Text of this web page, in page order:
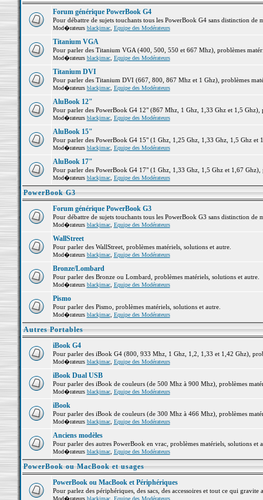
Forum générique PowerBook G4
Pour débattre de sujets touchants tous les PowerBook G4 sans distinction de
Mod�rateurs blackjmac, Equipe des Modérateurs
Titanium VGA
Pour parler des Titanium VGA (400, 500, 550 et 667 Mhz), problèmes
Mod�rateurs blackjmac, Equipe des Modérateurs
Titanium DVI
Pour parler des Titanium DVI (667, 800, 867 Mhz et 1 Ghz), problèmes
Mod�rateurs blackjmac, Equipe des Modérateurs
AluBook 12"
Pour parler des PowerBook G4 12" (867 Mhz, 1 Ghz, 1,33 Ghz et 1,5 Ghz),
Mod�rateurs blackjmac, Equipe des Modérateurs
AluBook 15"
Pour parler des PowerBook G4 15" (1 Ghz, 1,25 Ghz, 1,33 Ghz, 1,5 Ghz et
Mod�rateurs blackjmac, Equipe des Modérateurs
AluBook 17"
Pour parler des PowerBook G4 17" (1 Ghz, 1,33 Ghz, 1,5 Ghz et 1,67 Ghz),
Mod�rateurs blackjmac, Equipe des Modérateurs
PowerBook G3
Forum générique PowerBook G3
Pour débattre de sujets touchants tous les PowerBook G3 sans distinction de
Mod�rateurs blackjmac, Equipe des Modérateurs
WallStreet
Pour parler des WallStreet, problèmes matériels, solutions et autre.
Mod�rateurs blackjmac, Equipe des Modérateurs
Bronze/Lombard
Pour parler des Bronze ou Lombard, problèmes matériels, solutions et autre.
Mod�rateurs blackjmac, Equipe des Modérateurs
Pismo
Pour parler des Pismo, problèmes matériels, solutions et autre.
Mod�rateurs blackjmac, Equipe des Modérateurs
Autres Portables
iBook G4
Pour parler des iBook G4 (800, 933 Mhz, 1 Ghz, 1,2, 1,33 et 1,42 Ghz),
Mod�rateurs blackjmac, Equipe des Modérateurs
iBook Dual USB
Pour parler des iBook de couleurs (de 500 Mhz à 900 Mhz), problèmes
Mod�rateurs blackjmac, Equipe des Modérateurs
iBook
Pour parler des iBook de couleurs (de 300 Mhz à 466 Mhz), problèmes
Mod�rateurs blackjmac, Equipe des Modérateurs
Anciens modèles
Pour parler des autres PowerBook en vrac, problèmes matériels, solutions et
Mod�rateurs blackjmac, Equipe des Modérateurs
PowerBook ou MacBook et usages
PowerBook ou MacBook et Périphériques
Pour parlez des périphériques, des sacs, des accessoires et tout ce qui
Mod�rateurs blackjmac, Equipe des Modérateurs